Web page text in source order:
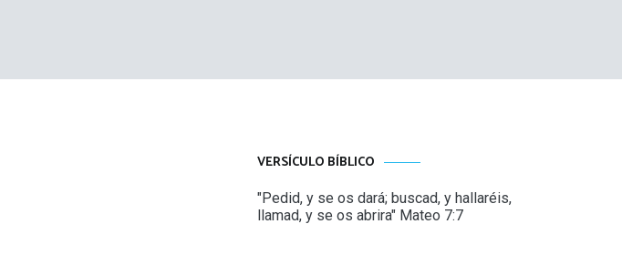
VERSÍCULO BÍBLICO
"Pedid, y se os dará; buscad, y hallaréis,
llamad, y se os abrira" Mateo 7:7